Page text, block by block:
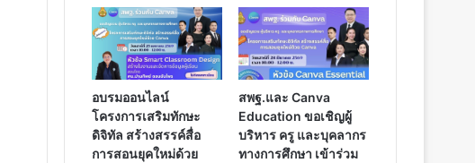
อบรมออนไลน์
โครงการเสริมทักษะ
ดิจิทัล สร้างสรรค์สื่อ
การสอนยุคใหม่ด้วย
สพฐ.และ Canva
Education ขอเชิญผู้
บริหาร ครู และบุคลากร
ทางการศึกษา เข้าร่วม